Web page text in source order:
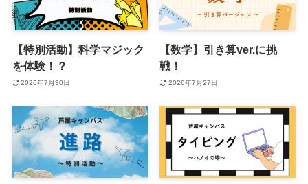
【特別活動】科学マジック
を体験！？
2026年7月30日
【数学】引き算ver.に挑
戦！
2026年7月27日